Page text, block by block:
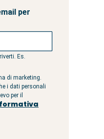
per
Es.
di marketing.
i dati personali
per il